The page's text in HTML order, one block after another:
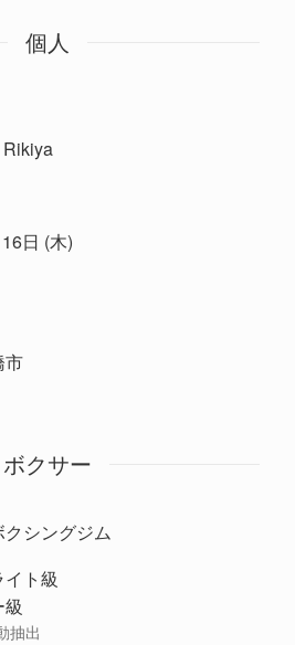
個人
日 (木)
市
ボクサー
クシングジム
ト級
抽出